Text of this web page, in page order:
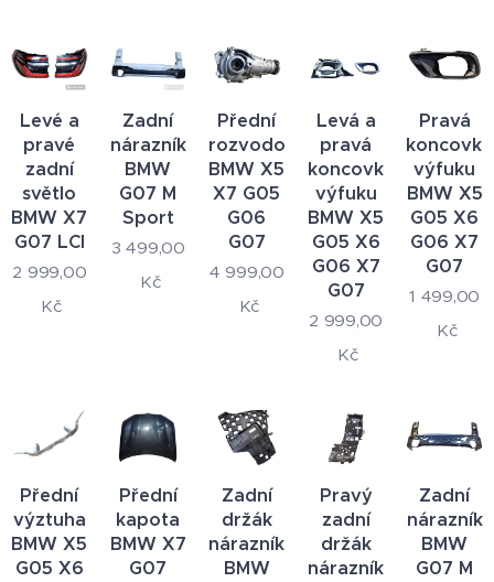
Levé a
pravé
zadní
světlo
BMW X7
G07 LCI
2 999,00
Kč
Zadní
nárazník
BMW
G07 M
Sport
3 499,00
Kč
Přední
rozvodovka
BMW X5
X7 G05
G06
G07
4 999,00
Kč
Levá a
pravá
koncovka
výfuku
BMW X5
G05 X6
G06 X7
G07
2 999,00
Kč
Pravá
koncovka
výfuku
BMW X5
G05 X6
G06 X7
G07
1 499,00
Kč
Přední
výztuha
BMW X5
G05 X6
Přední
kapota
BMW X7
G07
Zadní
držák
nárazníku
BMW
Pravý
zadní
držák
nárazníku
Zadní
nárazník
BMW
G07 M